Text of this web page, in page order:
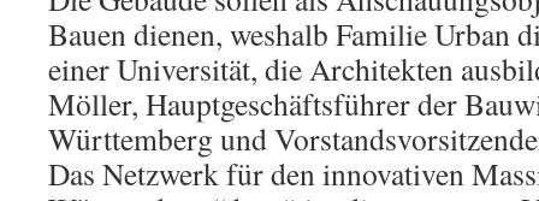
Bauen dienen, weshalb Familie Urban
einer Universität, die Architekten
Möller, Hauptgeschäftsführer der
Württemberg und
Das Netzwerk für den innovativen